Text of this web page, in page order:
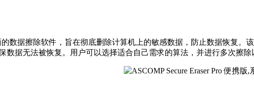
的数据擦除软件，旨在彻底删除计算机上的敏感数据，防止数据恢复
数据无法被恢复。用户可以选择适合自己需求的算法，并进行多次擦除